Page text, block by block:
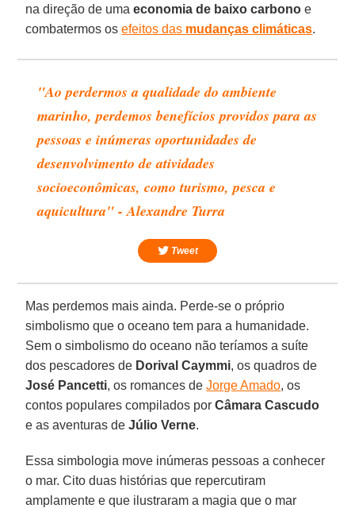
na direção de umaeconomia de baixo carbono e
combatermos osefeitos das mudanças climáticas.
"Ao perdermos a qualidade do ambiente
marinho, perdemos benefícios providos para as
pessoas e inúmeras oportunidades de
desenvolvimento de atividades
socioeconômicas, como turismo, pesca e
aquicultura" - Alexandre Turra
Tweet
Mas perdemos mais ainda. Perde-se o próprio
simbolismo que o oceano tem para a humanidade.
Sem o simbolismo do oceano não teríamos a suíte
dos pescadores de Dorival Caymmi, os quadros de
José Pancetti, os romances deJorge Amado, os
contos populares compilados porCâmara Cascudo
e as aventuras deJúlio Verne.
Essa simbologia move inúmeras pessoas a conhecer
o mar. Cito duas histórias que repercutiram
amplamente e que ilustraram a magia que o mar